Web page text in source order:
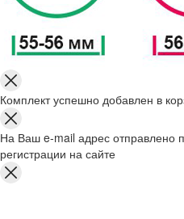
Комплект успешно добавлен в
На Ваш e-mail адрес отправлено
регистрации на сайте